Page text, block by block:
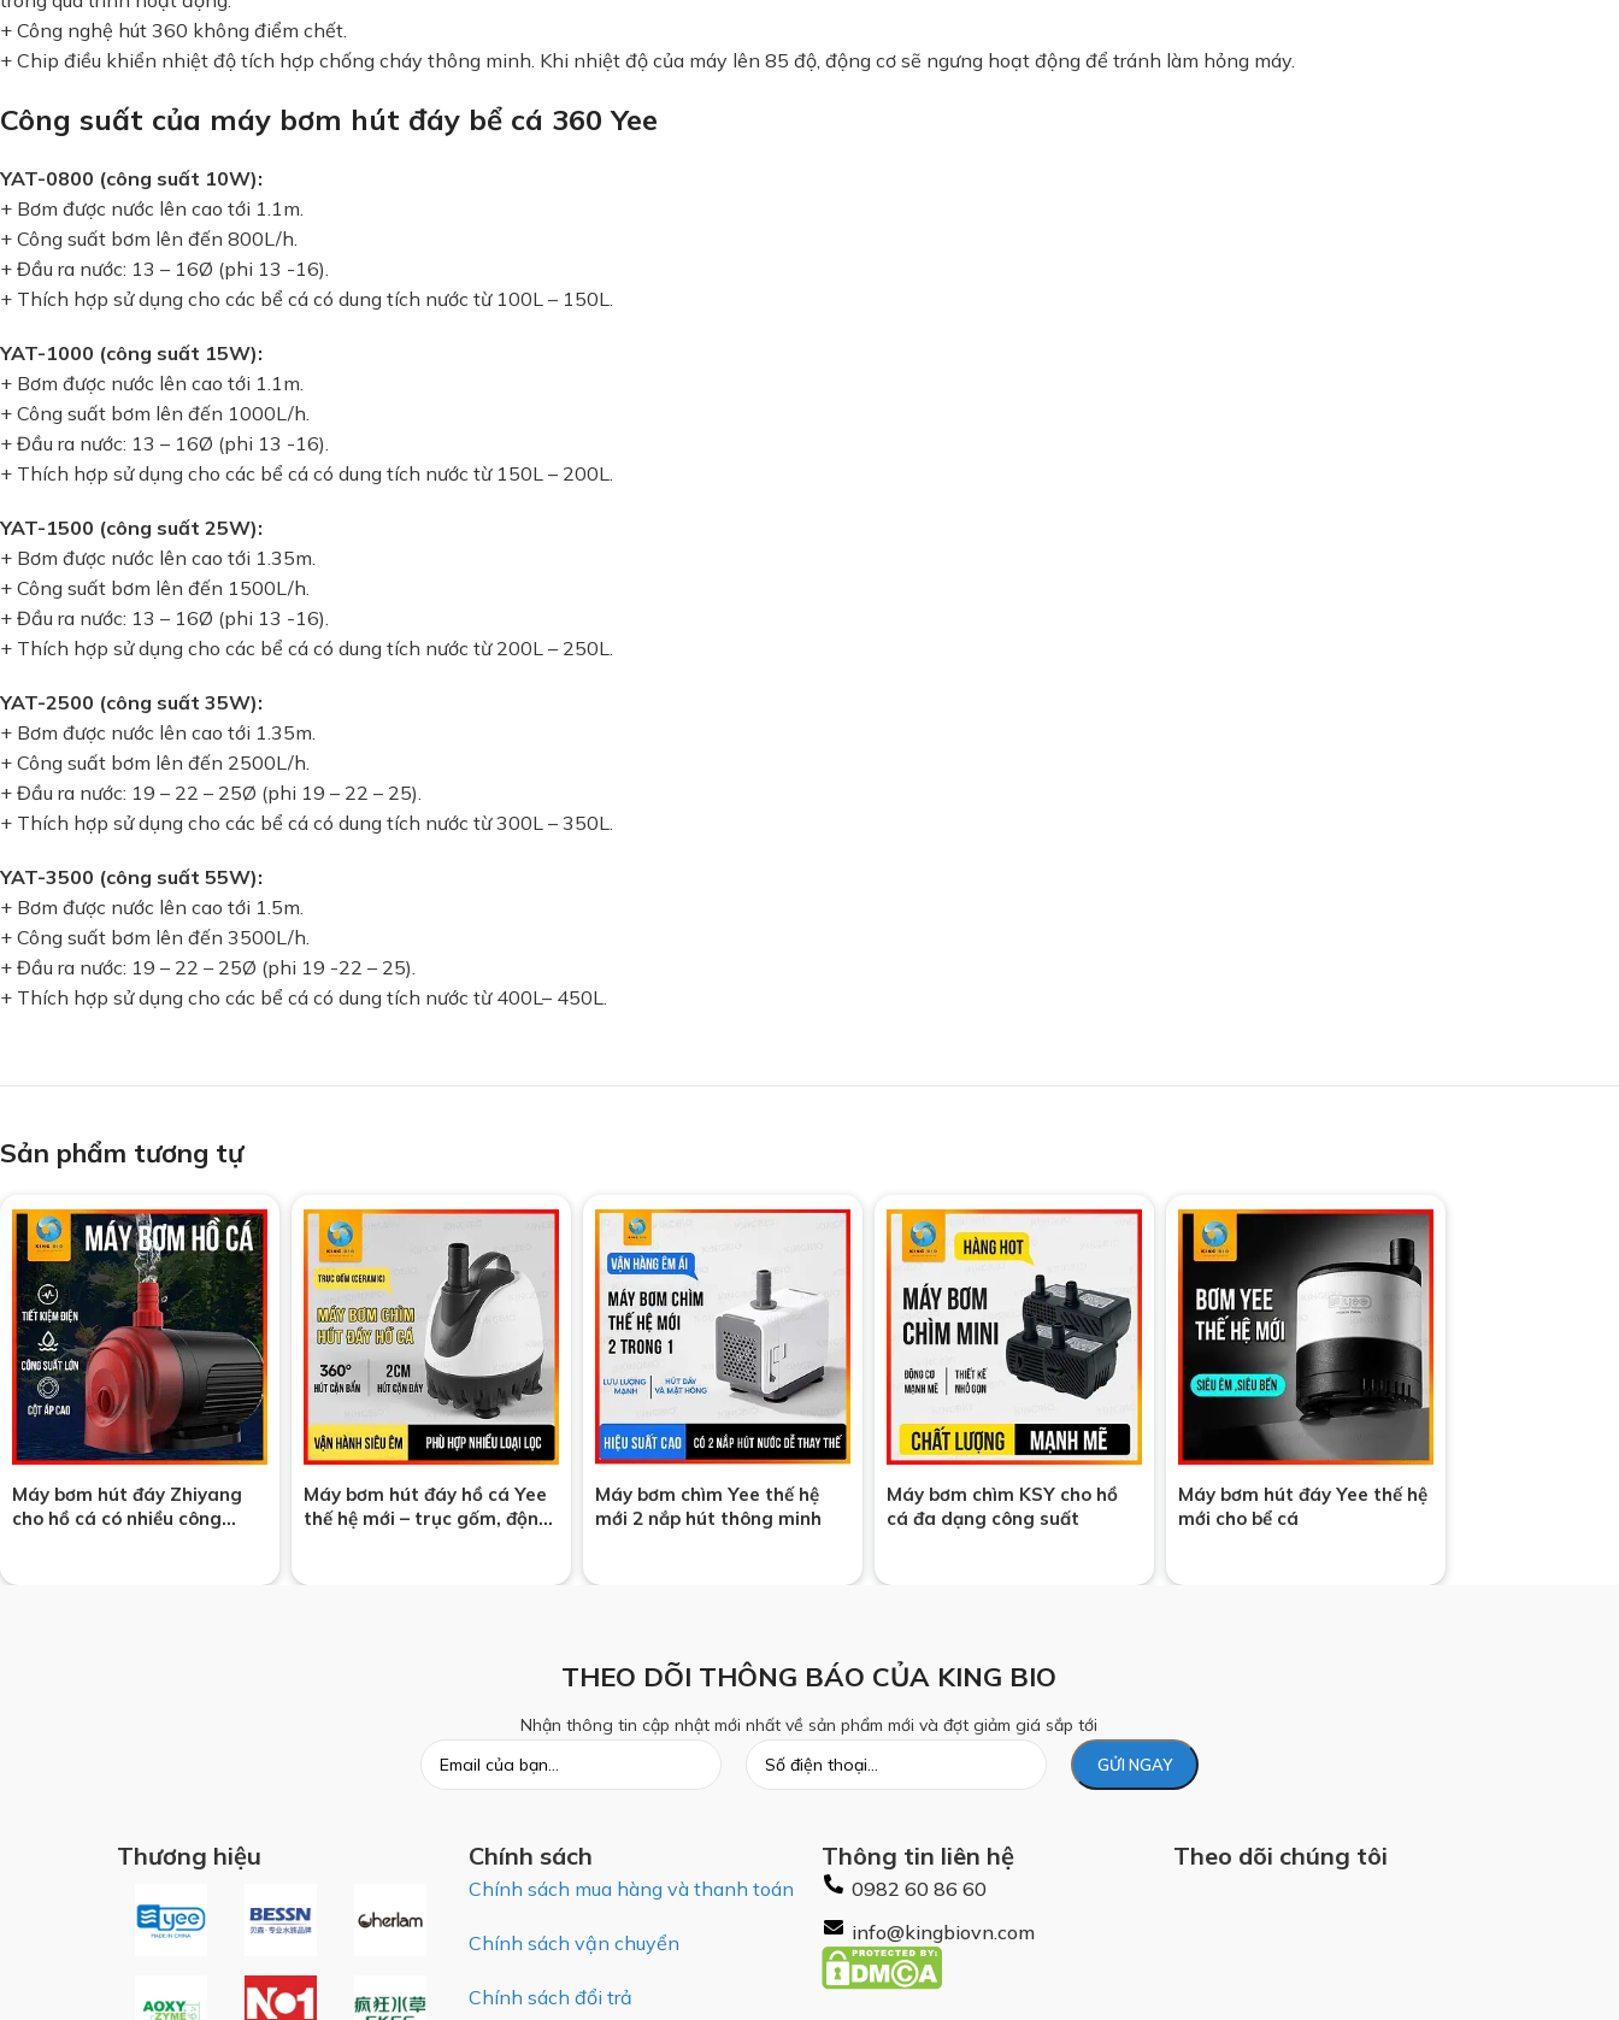
+ Công nghệ hút 360 không điểm chết.
+ Chip điều khiển nhiệt độ tích hợp chống cháy thông minh. Khi nhiệt độ của máy lên 85 độ, động cơ sẽ ngưng hoạt động để tránh làm hỏng máy.
Công suất của máy bơm hút đáy bể cá 360 Yee
YAT-0800 (công suất 10W):
+ Bơm được nước lên cao tới 1.1m.
+ Công suất bơm lên đến 800L/h.
+ Đầu ra nước: 13 – 16Ø (phi 13 -16).
+ Thích hợp sử dụng cho các bể cá có dung tích nước từ 100L – 150L.
YAT-1000 (công suất 15W):
+ Bơm được nước lên cao tới 1.1m.
+ Công suất bơm lên đến 1000L/h.
+ Đầu ra nước: 13 – 16Ø (phi 13 -16).
+ Thích hợp sử dụng cho các bể cá có dung tích nước từ 150L – 200L.
YAT-1500 (công suất 25W):
+ Bơm được nước lên cao tới 1.35m.
+ Công suất bơm lên đến 1500L/h.
+ Đầu ra nước: 13 – 16Ø (phi 13 -16).
+ Thích hợp sử dụng cho các bể cá có dung tích nước từ 200L – 250L.
YAT-2500 (công suất 35W):
+ Bơm được nước lên cao tới 1.35m.
+ Công suất bơm lên đến 2500L/h.
+ Đầu ra nước: 19 – 22 – 25Ø (phi 19 – 22 – 25).
+ Thích hợp sử dụng cho các bể cá có dung tích nước từ 300L – 350L.
YAT-3500 (công suất 55W):
+ Bơm được nước lên cao tới 1.5m.
+ Công suất bơm lên đến 3500L/h.
+ Đầu ra nước: 19 – 22 – 25Ø (phi 19 -22 – 25).
+ Thích hợp sử dụng cho các bể cá có dung tích nước từ 400L– 450L.
Sản phẩm tương tự
Máy bơm hút đáy Zhiyang
cho hồ cá có nhiều công
Máy bơm hút đáy hồ cá Yee
thế hệ mới – trục gốm, động
Máy bơm chìm Yee thế hệ
mới 2 nắp hút thông minh
Máy bơm chìm KSY cho hồ
cá đa dạng công suất
Máy bơm hút đáy Yee thế hệ
mới cho bể cá
THEO DÕI THÔNG BÁO CỦA KING BIO
Nhận thông tin cập nhật mới nhất về sản phẩm mới và đợt giảm giá sắp tới
Thương hiệu Chính sách
Chính sách mua hàng và thanh toán
Chính sách vận chuyển
Chính sách đổi trả
Thông tin liên hệ
0982 60 86 60
info@kingbiovn.com
Theo dõi chúng tôi